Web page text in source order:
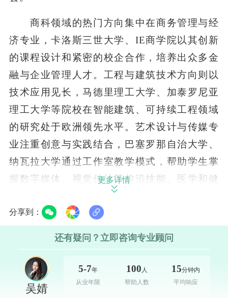
商科领域的热门方向集中在商务管理与经
济专业，卡洛斯三世大学、IE商学院以其创新
的课程设计和紧密的校企合作，培养出众多金
融与企业管理人才。工程与建筑技术方向则以
技术应用见长，马德里理工大学、加泰罗尼亚
理工大学等院校在智能建筑、可持续工程领域
的研究处于欧洲领先水平。艺术设计与传媒专
业注重创意与实践结合，巴塞罗那自治大学、
纳瓦拉大学通过工作室教学模式，帮助学生掌
握数字媒体、视觉传达等前沿技能。医学和健
康科学领域同样表现突出，马德里康普顿斯大
学、巴塞罗那大学通过临床实践与科研项目，
为全球医疗行业输送专业人才。立即咨询>>
如果您初次接触欧亚留学，不知道该如何
规划、选校、定专业，才能申请到排名靠前的
院校，可以在线联系新东方欧亚教育的免费1对
更多详情
分享到：
还有疑问？立即咨询专业顾问
吴婧
5-7年
从业年限
100 人
帮助人数
15分钟内
平均响应